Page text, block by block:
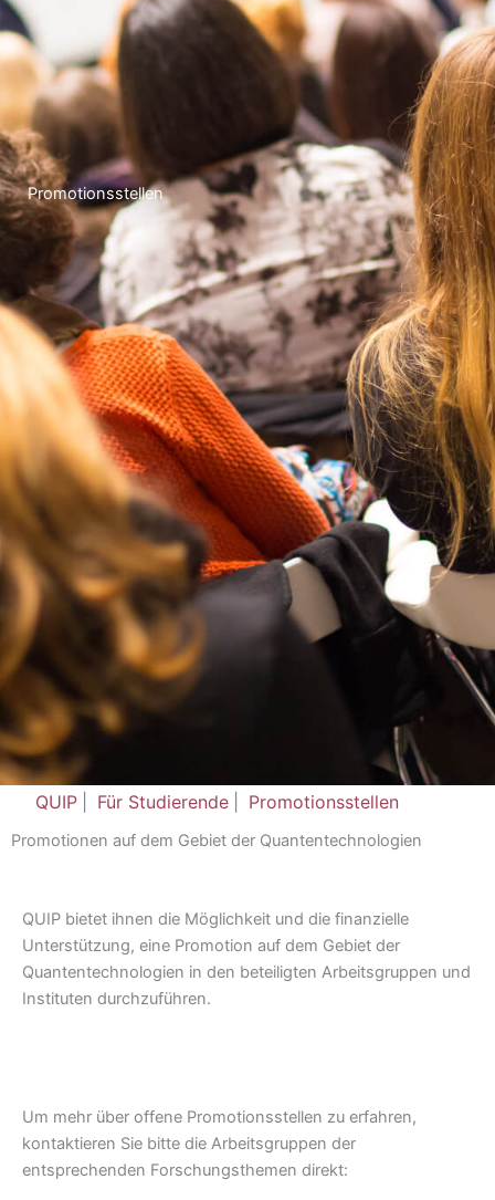
Promotionsstellen
QUIP Für Studierende Promotionsstellen
Promotionen auf dem Gebiet der Quantentechnologien
QUIP bietet ihnen die Möglichkeit und die finanzielle
Unterstützung, eine Promotion auf dem Gebiet der
Quantentechnologien in den beteiligten Arbeitsgruppen und
Instituten durchzuführen.
Um mehr über offene Promotionsstellen zu erfahren,
kontaktieren Sie bitte die Arbeitsgruppen der
entsprechenden Forschungsthemen direkt: